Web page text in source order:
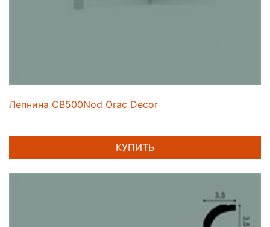
Лепнина CB500Nod Orac Decor
КУПИТЬ